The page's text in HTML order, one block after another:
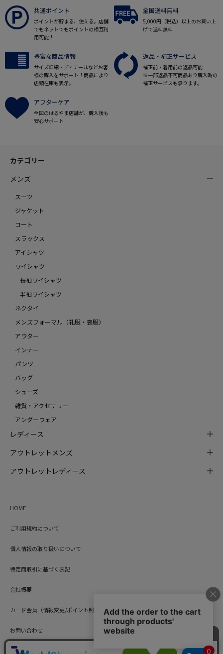
共通ポイント
ポイントが貯まる、使える。店舗
でもネットでもポイントの相互利
用可能！
全国送料無料
5,000円（税込）以上のお買い上
げで送料無料
豊富な商品情報
サイズ詳細・ディテールなどお客
様の購入をサポート！商品により
店頭在庫も表示。
返品・補正サービス
補正前・着用前の返品可能
※一部返品不可商品あり購入時の
補正サービスも承ります。
アフターケア
全国のはるやま店舗が、購入後も
安心サポート
カテゴリー
メンズ
スーツ
ジャケット
コート
スラックス
アイシャツ
ワイシャツ
長袖ワイシャツ
半袖ワイシャツ
ネクタイ
メンズフォーマル（礼服・喪服）
アウター
インナー
パンツ
バッグ
シューズ
雑貨・アクセサリー
アンダーウェア
レディース
アウトレットメンズ
アウトレットレディース
HOME
ご利用規約について
個人情報の取り扱いについて
特定商取引に基づく表記
会社概要
カード会員（情報変更/ポイント照会）
お問い合わせ